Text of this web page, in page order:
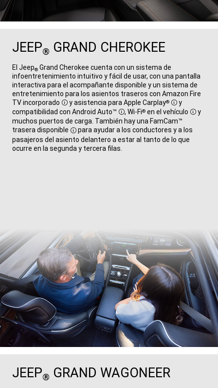
JEEP® GRAND CHEROKEE
El Jeep® Grand Cherokee cuenta con un sistema de
infoentretenimiento intuitivo y fácil de usar, con una pantalla
interactiva para el acompañante disponible y un sistema de
entretenimiento para los asientos traseros con Amazon Fire
TVincorporado
Disclosure
y asistencia para Apple Carplay®
Disclosure
y
compatibilidad con Android Auto™
Disclosure
, Wi-Fi® en el vehículo
y
muchos puertos de carga. También hay una FamCam™
trasera disponible
Disclosure
para ayudar a los conductores y a los
pasajeros del asiento delantero a estar al tanto de lo que
ocurre en la segunda y tercera filas.
JEEP® GRAND WAGONEER